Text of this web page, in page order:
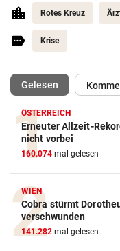
Rotes Kreuz
Krise
Gelesen(ausgewählt)
ÖSTERREICH
Erneuter Allzeit-
nicht vorbei
160.074 mal gelesen
WIEN
Cobra stürmt
verschwunden
141.282 mal gelesen